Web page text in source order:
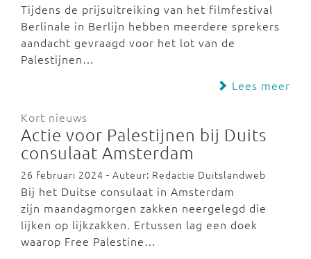
Tijdens de prijsuitreiking van het filmfestival
Berlinale in Berlijn hebben meerdere sprekers
aandacht gevraagd voor het lot van de
Palestijnen…
Lees meer
Kort nieuws
Actie voor Palestijnen bij Duits
consulaat Amsterdam
26 februari 2024 - Auteur: Redactie Duitslandweb
Bij het Duitse consulaat in Amsterdam
zijn maandagmorgen zakken neergelegd die
lijken op lijkzakken. Ertussen lag een doek
waarop Free Palestine…